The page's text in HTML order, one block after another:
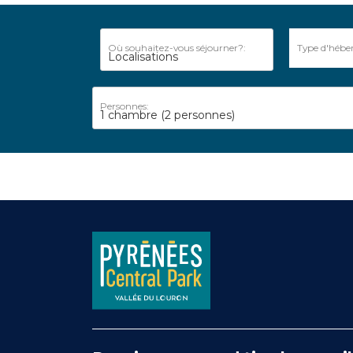
Où souhaitez-vous séjourner?: Type
Personnes:
1 chambre (2 personnes)